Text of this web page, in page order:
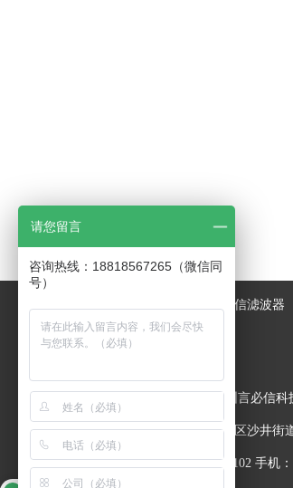
言必信滤波器
Copyrights © 2017 深圳言必信科
地址：深圳市宝安区沙井街
座机：0755-27147102 手机
请您留言
咨询热线：18818567265（微信同
号）